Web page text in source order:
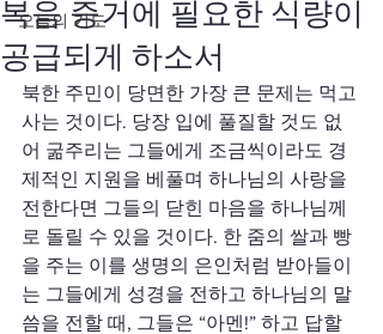
오늘의 기도
복음 증거에 필요한 식량이
공급되게 하소서
북한 주민이 당면한 가장 큰 문제는 먹고
사는 것이다. 당장 입에 풀질할 것도 없
어 굶주리는 그들에게 조금씩이라도 경
제적인 지원을 베풀며 하나님의 사랑을
전한다면 그들의 닫힌 마음을 하나님께
로 돌릴 수 있을 것이다. 한 줌의 쌀과 빵
을 주는 이를 생명의 은인처럼 받아들이
는 그들에게 성경을 전하고 하나님의 말
씀을 전할 때, 그들은 “아멘!” 하고 답할